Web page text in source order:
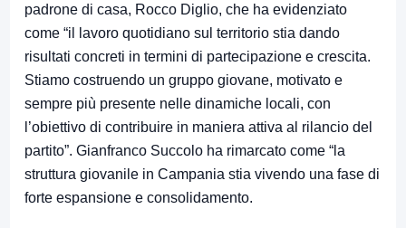
padrone di casa, Rocco Diglio, che ha evidenziato
come “il lavoro quotidiano sul territorio stia dando
risultati concreti in termini di partecipazione e crescita.
Stiamo costruendo un gruppo giovane, motivato e
sempre più presente nelle dinamiche locali, con
l’obiettivo di contribuire in maniera attiva al rilancio del
partito”. Gianfranco Succolo ha rimarcato come “la
struttura giovanile in Campania stia vivendo una fase di
forte espansione e consolidamento.